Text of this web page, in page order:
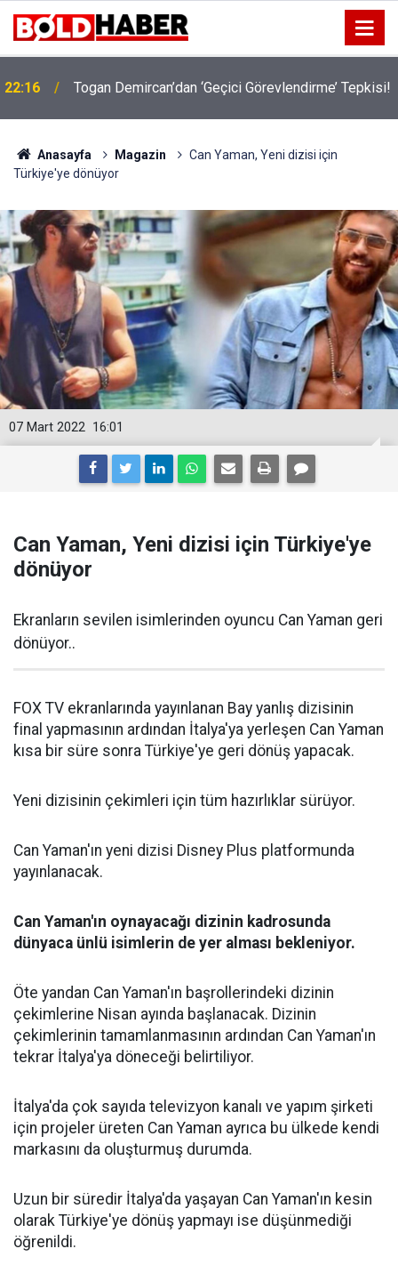
22:16 Togan Demircan’dan ‘Geçici Görevlendirme’ Tepkisi!
19:32 Sıcak Havalarda Ödem Şikayetini Hafife Almayın!
Anasayfa Magazin
Can Yaman, Yeni dizisi için
Türkiye'ye dönüyor
16:01
07 Mart 2022
Can Yaman, Yeni dizisi için Türkiye'ye
dönüyor
Ekranların sevilen isimlerinden oyuncu Can Yaman geri
dönüyor..
FOX TV ekranlarında yayınlanan Bay yanlış dizisinin
final yapmasının ardından İtalya'ya yerleşen Can Yaman
kısa bir süre sonra Türkiye'ye geri dönüş yapacak.
Yeni dizisinin çekimleri için tüm hazırlıklar sürüyor.
Can Yaman'ın yeni dizisi Disney Plus platformunda
yayınlanacak.
Can Yaman'ın oynayacağı dizinin kadrosunda
dünyaca ünlü isimlerin de yer alması bekleniyor.
Öte yandan Can Yaman'ın başrollerindeki dizinin
çekimlerine Nisan ayında başlanacak. Dizinin
çekimlerinin tamamlanmasının ardından Can Yaman'ın
tekrar İtalya'ya döneceği belirtiliyor.
İtalya'da çok sayıda televizyon kanalı ve yapım şirketi
için projeler üreten Can Yaman ayrıca bu ülkede kendi
markasını da oluşturmuş durumda.
Uzun bir süredir İtalya'da yaşayan Can Yaman'ın kesin
olarak Türkiye'ye dönüş yapmayı ise düşünmediği
öğrenildi.